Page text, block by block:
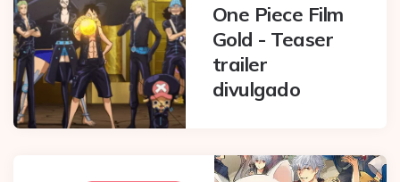
One Piece Film
Gold - Teaser
trailer
divulgado